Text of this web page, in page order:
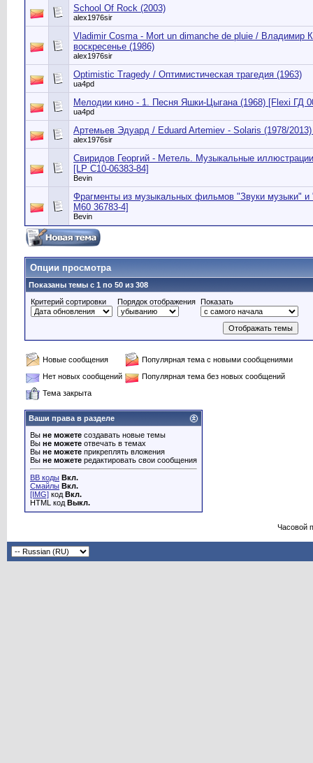
School Of Rock (2003)
alex1976sir
Vladimir Cosma - Mort un dimanche de pluie / Владимир
воскресенье (1986)
alex1976sir
Optimistic Tragedy / Оптимистическая трагедия (1963)
ua4pd
Мелодии кино - 1. Песня Яшки-Цыгана (1968) [Flexi ГД
ua4pd
Артемьев Эдуард / Eduard Artemiev - Solaris (1978/
alex1976sir
Свиридов Георгий - ‎Метель. Музыкальные
[LP С10-06383-84]
Bevin
Фрагменты из музыкальных фильмов "Звуки музыки" и
M60 36783-4]
Bevin
Опции просмотра
Показаны темы с 1 по 50 из 308
Критерий сортировки
Порядок отображения Показать
Новые сообщения
Популярная тема с новыми сообщениями
Нет новых сообщений
Популярная тема без новых сообщений
Тема закрыта
Ваши права в разделе
Вы не можете создавать новые темы
Вы не можете отвечать в темах
Вы не можете прикреплять вложения
Вы не можете редактировать свои сообщения
BB коды Вкл.
Смайлы Вкл.
[IMG] код Вкл.
HTML код Выкл.
Часовой